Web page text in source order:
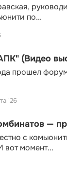
по...
(Видео
прошел
'26
—
с
вот момент...